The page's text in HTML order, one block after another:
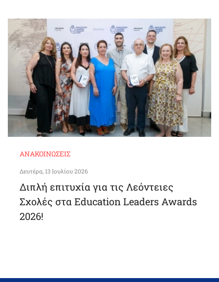
ΑΝΑΚΟΙΝΏΣΕΙΣ
Δευτέρα, 13 Ιουλίου 2026
Διπλή επιτυχία για τις Λεόντειες
Σχολές στα Education Leaders Awards
2026!